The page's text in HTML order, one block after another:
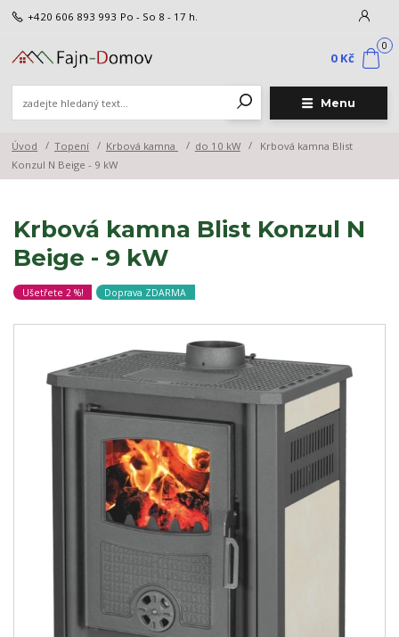
Menu
+420 606 893 993 Po - So 8 - 17 h.
0
0 Kč
Úvod Topení Krbová kamna do 10 kW
Krbová kamna Blist
Konzul N Beige - 9 kW
Krbová kamna Blist Konzul N
Beige - 9 kW
Ušetřete 2 %! Doprava ZDARMA